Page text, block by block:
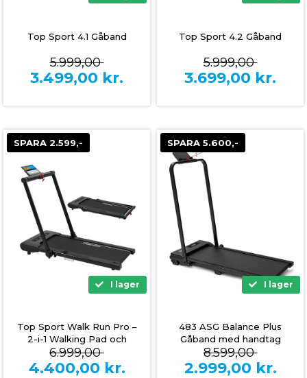
Top Sport 4.1 Gåband
5.999,00
3.499,00 kr.
Top Sport 4.2 Gåband
5.999,00
3.699,00 kr.
SPARA 2.599,-
I lager
Top Sport Walk Run Pro –
2-i-1 Walking Pad och
Löpband
6.999,00
4.400,00 kr.
SPARA 5.600,-
I lager
483 ASG Balance Plus
Gåband med handtag
8.599,00
2.999,00 kr.